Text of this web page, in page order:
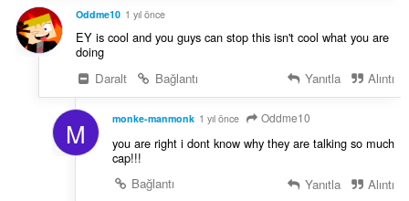
Oddme10 1 yıl önce
EY is cool and you guys can stop this isn't cool what you are
doing
Daralt
Bağlantı Yanıtla Alıntı
M monke-manmonk 1 yıl önce Oddme10
you are right i dont know why they are talking so much
cap!!!
Bağlantı
Yanıtla Alıntı